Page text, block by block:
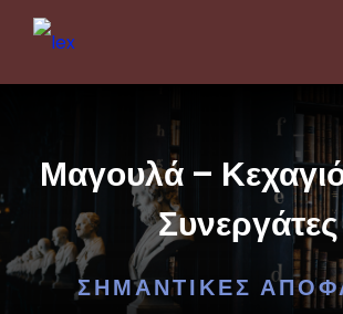
Μαγουλά –
Συνεργάτες
ΣΗΜΑΝΤΙΚΈΣ